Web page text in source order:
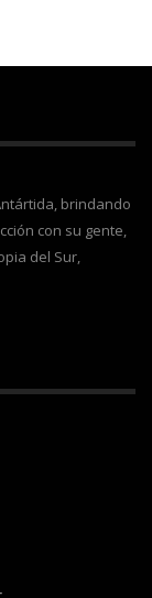
brindando
con su gente,
del Sur,